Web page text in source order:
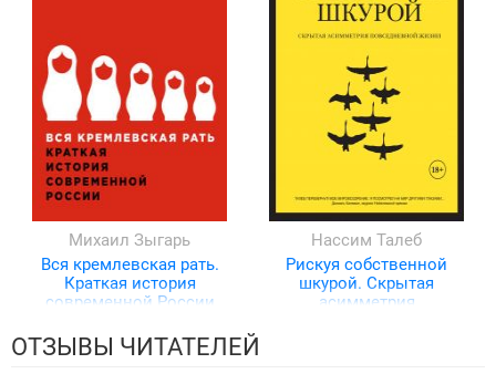
Михаил Зыгарь
Вся кремлевская рать.
Краткая история
современной России
Нассим Талеб
Рискуя собственной
шкурой. Скрытая
асимметрия
ОТЗЫВЫ ЧИТАТЕЛЕЙ